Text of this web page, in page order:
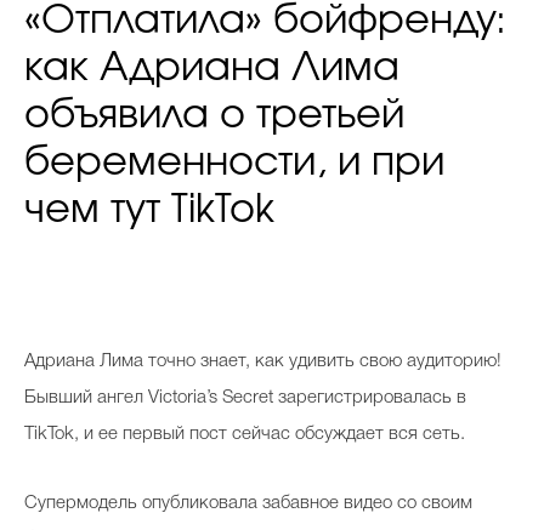
«Отплатила» бойфренду:
как Адриана Лима
объявила о третьей
беременности, и при
чем тут TikTok
Адриана Лима точно знает, как удивить свою аудиторию!
Бывший ангел Victoria’s Secret зарегистрировалась в
TikTok, и ее первый пост сейчас обсуждает вся сеть.
Супермодель опубликовала забавное видео со своим